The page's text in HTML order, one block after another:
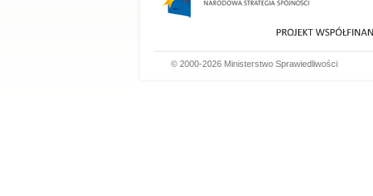
© 2000-2026 Ministerstwo Sprawiedliwości